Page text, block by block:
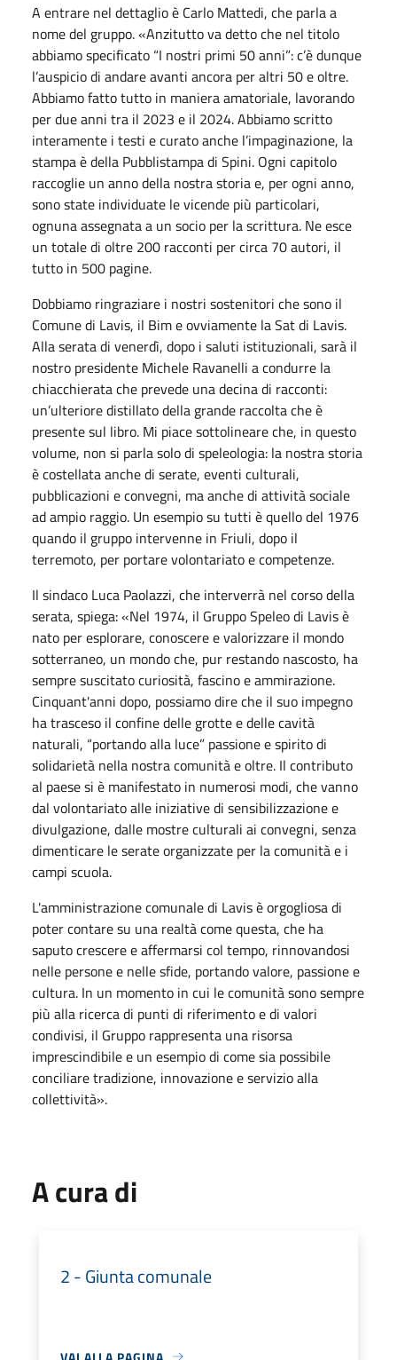
A entrare nel dettaglio è Carlo Mattedi, che parla a
nome del gruppo. «Anzitutto va detto che nel titolo
abbiamo specificato “I nostri primi 50 anni”: c’è dunque
l’auspicio di andare avanti ancora per altri 50 e oltre.
Abbiamo fatto tutto in maniera amatoriale, lavorando
per due anni tra il 2023 e il 2024. Abbiamo scritto
interamente i testi e curato anche l’impaginazione, la
stampa è della Pubblistampa di Spini. Ogni capitolo
raccoglie un anno della nostra storia e, per ogni anno,
sono state individuate le vicende più particolari,
ognuna assegnata a un socio per la scrittura. Ne esce
un totale di oltre 200 racconti per circa 70 autori, il
tutto in 500 pagine.
Dobbiamo ringraziare i nostri sostenitori che sono il
Comune di Lavis, il Bim e ovviamente la Sat di Lavis.
Alla serata di venerdì, dopo i saluti istituzionali, sarà il
nostro presidente Michele Ravanelli a condurre la
chiacchierata che prevede una decina di racconti:
un’ulteriore distillato della grande raccolta che è
presente sul libro. Mi piace sottolineare che, in questo
volume, non si parla solo di speleologia: la nostra storia
è costellata anche di serate, eventi culturali,
pubblicazioni e convegni, ma anche di attività sociale
ad ampio raggio. Un esempio su tutti è quello del 1976
quando il gruppo intervenne in Friuli, dopo il
terremoto, per portare volontariato e competenze.
Il sindaco Luca Paolazzi, che interverrà nel corso della
serata, spiega: «Nel 1974, il Gruppo Speleo di Lavis è
nato per esplorare, conoscere e valorizzare il mondo
sotterraneo, un mondo che, pur restando nascosto, ha
sempre suscitato curiosità, fascino e ammirazione.
Cinquant'anni dopo, possiamo dire che il suo impegno
ha trasceso il confine delle grotte e delle cavità
naturali, “portando alla luce” passione e spirito di
solidarietà nella nostra comunità e oltre. Il contributo
al paese si è manifestato in numerosi modi, che vanno
dal volontariato alle iniziative di sensibilizzazione e
divulgazione, dalle mostre culturali ai convegni, senza
dimenticare le serate organizzate per la comunità e i
campi scuola.
L'amministrazione comunale di Lavis è orgogliosa di
poter contare su una realtà come questa, che ha
saputo crescere e affermarsi col tempo, rinnovandosi
nelle persone e nelle sfide, portando valore, passione e
cultura. In un momento in cui le comunità sono sempre
più alla ricerca di punti di riferimento e di valori
condivisi, il Gruppo rappresenta una risorsa
imprescindibile e un esempio di come sia possibile
conciliare tradizione, innovazione e servizio alla
collettività».
A cura di
2 - Giunta comunale